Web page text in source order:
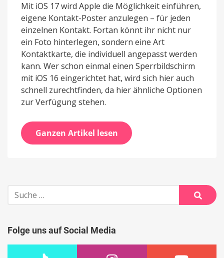
Mit iOS 17 wird Apple die Möglichkeit einführen,
eigene Kontakt-Poster anzulegen – für jeden
einzelnen Kontakt. Fortan könnt ihr nicht nur
ein Foto hinterlegen, sondern eine Art
Kontaktkarte, die individuell angepasst werden
kann. Wer schon einmal einen Sperrbildschirm
mit iOS 16 eingerichtet hat, wird sich hier auch
schnell zurechtfinden, da hier ähnliche Optionen
zur Verfügung stehen.
Ganzen Artikel lesen
Suche
nach:
Suche
Folge uns auf Social Media